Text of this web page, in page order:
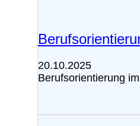
20.10.2025
Berufsorientierung